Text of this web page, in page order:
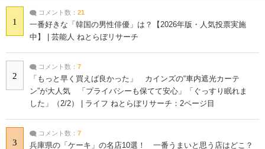
1
コメント数： 21
一番好きな「韓国の男性俳優」は？【2026年版・人気投票実施
中】 | 芸能人 ねとらぼリサーチ
2
コメント数： 7
「もっと早く買えば良かった」 カインズの“車内遮光カーテ
ン”が大人気 「プライバシーも保てて安心」「ぐっすり眠れま
した」（2/2） | ライフ ねとらぼリサーチ：2ページ目
3
コメント数： 7
兵庫県の「ケーキ」の名店10選！ 一番うまいと思う店はどこ？